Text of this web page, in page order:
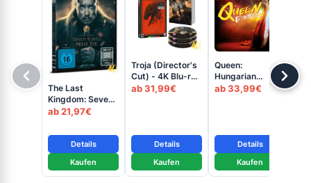
The Last
Kingdom: Seven
Kings Must Die -
ab 21,97€
Details
Kaufen
Troja (Director's
Cut) - 4K Blu-ray
(2x UHD + Blu-
ab 31,99€
Details
Kaufen
Queen:
Hungarian
Rhapsody: Live in
ab 33,99€
Details
Kaufen